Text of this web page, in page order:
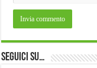
Seguici su…